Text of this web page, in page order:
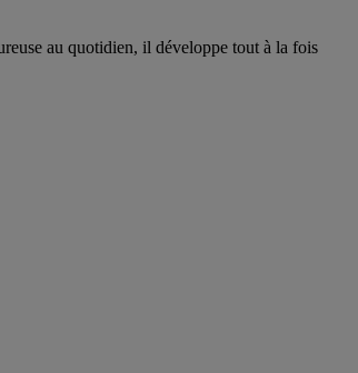
au quotidien, il développe tout à la fois